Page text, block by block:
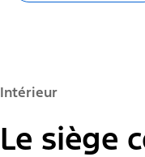
Intérieur
Le siège